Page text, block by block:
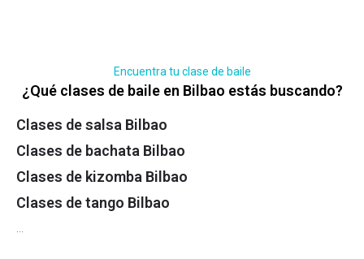
Encuentra tu clase de baile
¿Qué clases de baile en Bilbao estás buscando?
Clases de salsa Bilbao
Clases de bachata Bilbao
Clases de kizomba Bilbao
Clases de tango Bilbao